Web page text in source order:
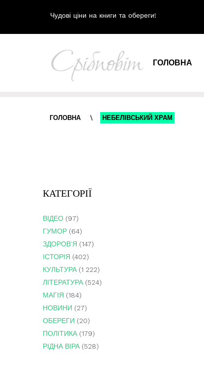
Чудові ціни на книги та обереги!
ГОЛОВНА
ГОЛОВНА \ НЕБЕЛІВСЬКИЙ ХРАМ
КАТЕГОРІЇ
ВІДЕО (97)
ГУМОР (64)
ЗДОРОВ'Я (147)
ІСТОРІЯ (402)
КУЛЬТУРА (1 222)
ЛІТЕРАТУРА (524)
МАГІЯ (184)
НОВИНИ (27)
ОБЕРЕГИ (20)
ПОЛІТИКА (179)
РІДНА ВІРА (528)